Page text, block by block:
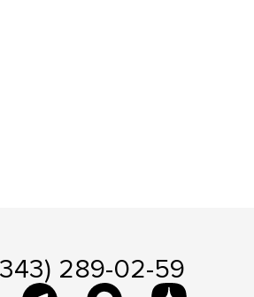
289-02-59